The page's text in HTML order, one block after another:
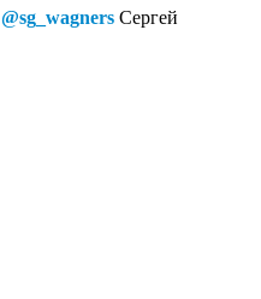
@sg_wagners Сергей